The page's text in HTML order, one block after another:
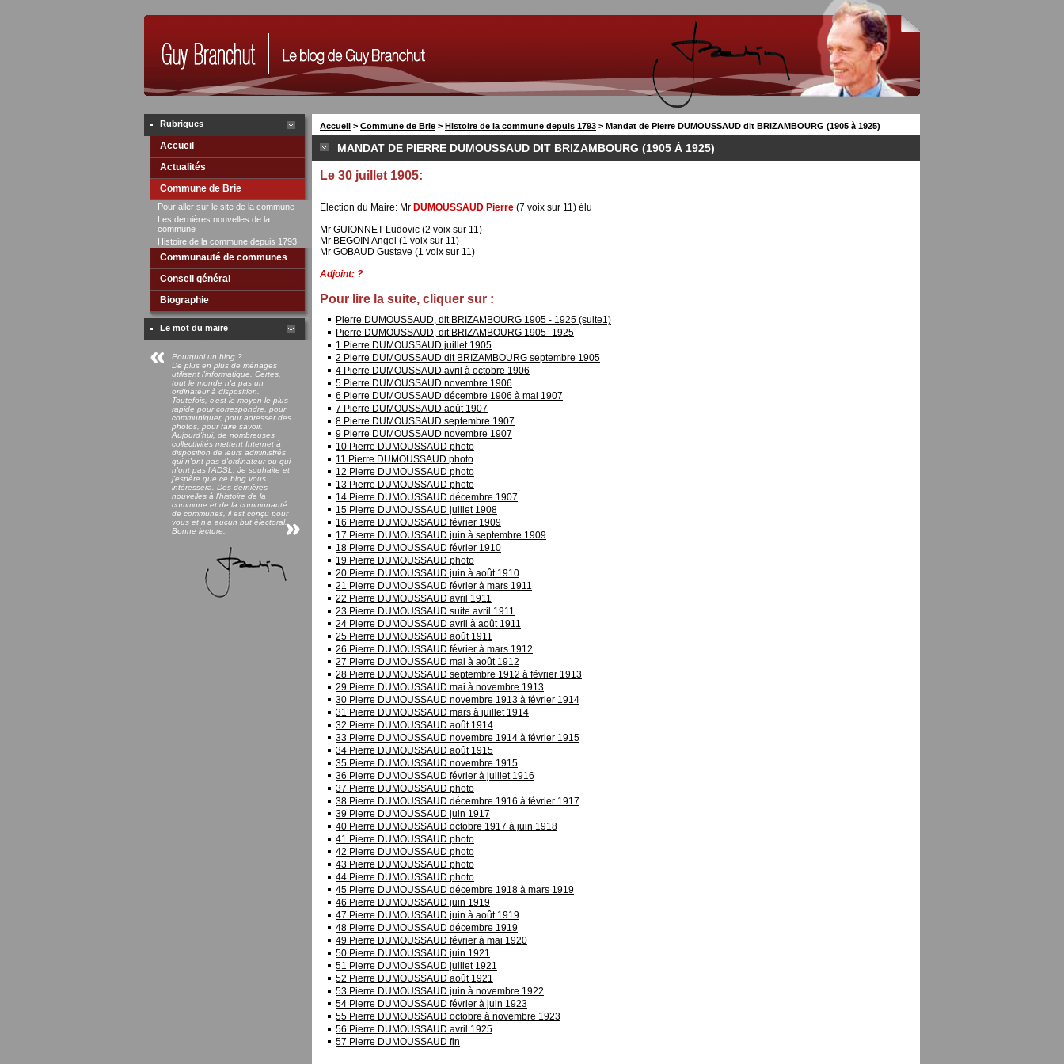
Rubriques
Accueil
Actualités
Commune de Brie
Pour aller sur le site de la commune
Les dernières nouvelles de la
commune
Histoire de la commune depuis 1793
Communauté de communes
Conseil général
Biographie
Le mot du maire
Pourquoi un blog ?
De plus en plus de ménages
utilisent l'informatique. Certes,
tout le monde n'a pas un
ordinateur à disposition.
Toutefois, c'est le moyen le plus
rapide pour correspondre, pour
communiquer, pour adresser des
photos, pour faire savoir.
Aujourd'hui, de nombreuses
collectivités mettent Internet à
disposition de leurs administrés
qui n'ont pas d'ordinateur ou qui
n'ont pas l'ADSL. Je souhaite et
j'espère que ce blog vous
intéressera. Des dernières
nouvelles à l'histoire de la
commune et de la communauté
de communes, il est conçu pour
vous et n'a aucun but électoral.
Bonne lecture.
Accueil > Commune de Brie > Histoire de la commune depuis 1793 > Mandat de Pierre DUMOUSSAUD dit BRIZAMBOURG (1905 à 1925)
MANDAT DE PIERRE DUMOUSSAUD DIT BRIZAMBOURG (1905 À 1925)
Le 30 juillet 1905:
Election du Maire: Mr DUMOUSSAUD Pierre (7 voix sur 11) élu
Mr GUIONNET Ludovic (2 voix sur 11)
Mr BEGOIN Angel (1 voix sur 11)
Mr GOBAUD Gustave (1 voix sur 11)
Adjoint: ?
Pour lire la suite, cliquer sur :
Pierre DUMOUSSAUD, dit BRIZAMBOURG 1905 - 1925 (suite1)
Pierre DUMOUSSAUD, dit BRIZAMBOURG 1905 -1925
1 Pierre DUMOUSSAUD juillet 1905
2 Pierre DUMOUSSAUD dit BRIZAMBOURG septembre 1905
4 Pierre DUMOUSSAUD avril à octobre 1906
5 Pierre DUMOUSSAUD novembre 1906
6 Pierre DUMOUSSAUD décembre 1906 à mai 1907
7 Pierre DUMOUSSAUD août 1907
8 Pierre DUMOUSSAUD septembre 1907
9 Pierre DUMOUSSAUD novembre 1907
10 Pierre DUMOUSSAUD photo
11 Pierre DUMOUSSAUD photo
12 Pierre DUMOUSSAUD photo
13 Pierre DUMOUSSAUD photo
14 Pierre DUMOUSSAUD décembre 1907
15 Pierre DUMOUSSAUD juillet 1908
16 Pierre DUMOUSSAUD février 1909
17 Pierre DUMOUSSAUD juin à septembre 1909
18 Pierre DUMOUSSAUD février 1910
19 Pierre DUMOUSSAUD photo
20 Pierre DUMOUSSAUD juin à août 1910
21 Pierre DUMOUSSAUD février à mars 1911
22 Pierre DUMOUSSAUD avril 1911
23 Pierre DUMOUSSAUD suite avril 1911
24 Pierre DUMOUSSAUD avril à août 1911
25 Pierre DUMOUSSAUD août 1911
26 Pierre DUMOUSSAUD février à mars 1912
27 Pierre DUMOUSSAUD mai à août 1912
28 Pierre DUMOUSSAUD septembre 1912 à février 1913
29 Pierre DUMOUSSAUD mai à novembre 1913
30 Pierre DUMOUSSAUD novembre 1913 à février 1914
31 Pierre DUMOUSSAUD mars à juillet 1914
32 Pierre DUMOUSSAUD août 1914
33 Pierre DUMOUSSAUD novembre 1914 à février 1915
34 Pierre DUMOUSSAUD août 1915
35 Pierre DUMOUSSAUD novembre 1915
36 Pierre DUMOUSSAUD février à juillet 1916
37 Pierre DUMOUSSAUD photo
38 Pierre DUMOUSSAUD décembre 1916 à février 1917
39 Pierre DUMOUSSAUD juin 1917
40 Pierre DUMOUSSAUD octobre 1917 à juin 1918
41 Pierre DUMOUSSAUD photo
42 Pierre DUMOUSSAUD photo
43 Pierre DUMOUSSAUD photo
44 Pierre DUMOUSSAUD photo
45 Pierre DUMOUSSAUD décembre 1918 à mars 1919
46 Pierre DUMOUSSAUD juin 1919
47 Pierre DUMOUSSAUD juin à août 1919
48 Pierre DUMOUSSAUD décembre 1919
49 Pierre DUMOUSSAUD février à mai 1920
50 Pierre DUMOUSSAUD juin 1921
51 Pierre DUMOUSSAUD juillet 1921
52 Pierre DUMOUSSAUD août 1921
53 Pierre DUMOUSSAUD juin à novembre 1922
54 Pierre DUMOUSSAUD février à juin 1923
55 Pierre DUMOUSSAUD octobre à novembre 1923
56 Pierre DUMOUSSAUD avril 1925
57 Pierre DUMOUSSAUD fin